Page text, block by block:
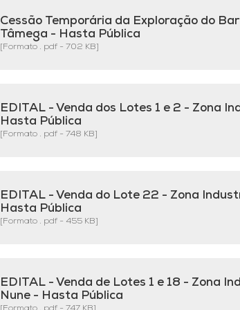
Cessão Temporária da Exploração do
Tâmega - Hasta Pública
[Formato . pdf - 702 KB]
EDITAL - Venda dos Lotes 1 e 2 - Zona
Hasta Pública
[Formato . pdf - 748 KB]
EDITAL - Venda do Lote 22 - Zona
Hasta Pública
[Formato . pdf - 455 KB]
EDITAL - Venda de Lotes 1 e 18 - Zona
Nune - Hasta Pública